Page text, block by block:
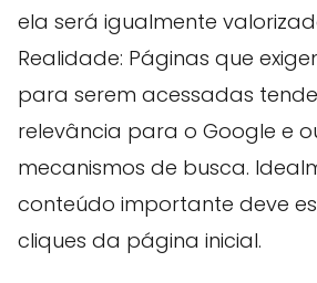
ela será igualmente
Realidade: Páginas que
para serem acessadas
relevância para o Google e
mecanismos de busca.
conteúdo importante deve
cliques da página inicial.